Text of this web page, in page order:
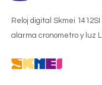
Reloj digital Skmei
alarma cronometro y luz